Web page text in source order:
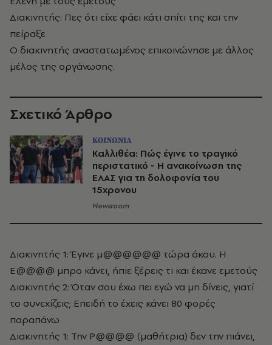
Διακινητής: Πες ότι είχε φάει κάτι σπίτι της και την
πείραξε
Ο διακινητής αναστατωμένος επικοινώνησε με άλλος
μέλος της οργάνωσης.
Σχετικό Άρθρο
ΚΟΙΝΩΝΙΑ
Καλλιθέα: Πώς έγινε το τραγικό
περιστατικό - Η ανακοίνωση της
ΕΛΑΣ για τη δολοφονία του
15χρονου
Newsroom
Διακινητής 1: Έγινε μ@@@@@@ τώρα άκου. Η
Ε@@@@ μπρο κάνει, ήπιε ξέρεις τι και έκανε εμετούς
Διακινητής 2: Όταν σου έχω πει εγώ να μη δίνεις, γιατί
το συνεχίζεις; Επειδή το έχεις κάνει 80 φορές
παραπάνω
Διακινητής 1: Την Ρ@@@@ (μαθήτρια) δεν την πιάνει,